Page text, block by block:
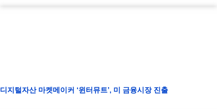
디지털자산 마켓메이커 ‘윈터뮤트’, 미 금융시장 진출